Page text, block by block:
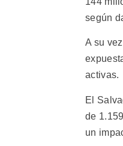
según
A su
activas.
El
de
un